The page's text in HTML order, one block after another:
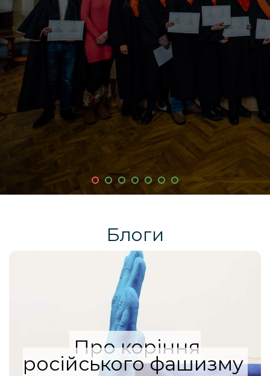
Блоги
Про коріння
російського фашизму